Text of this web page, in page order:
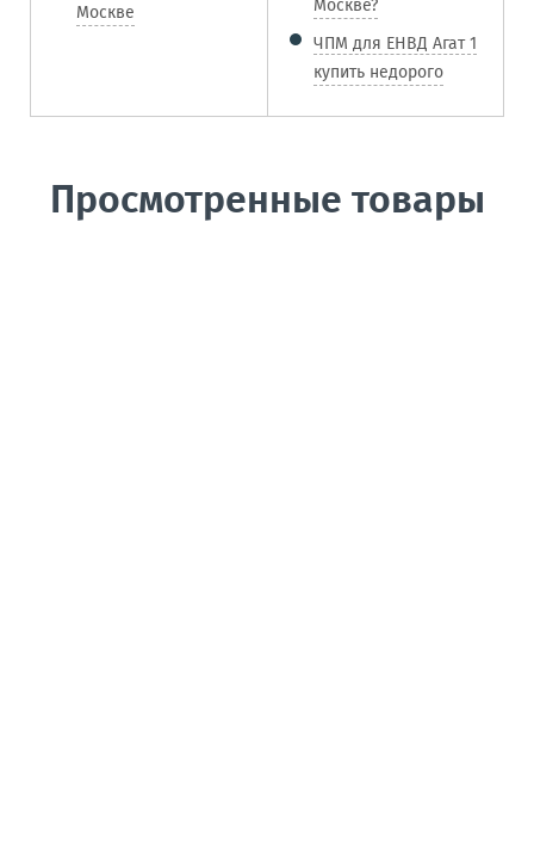
Москве Москве?
ЧПМ для ЕНВД Агат 1
купить недорого
Просмотренные товары